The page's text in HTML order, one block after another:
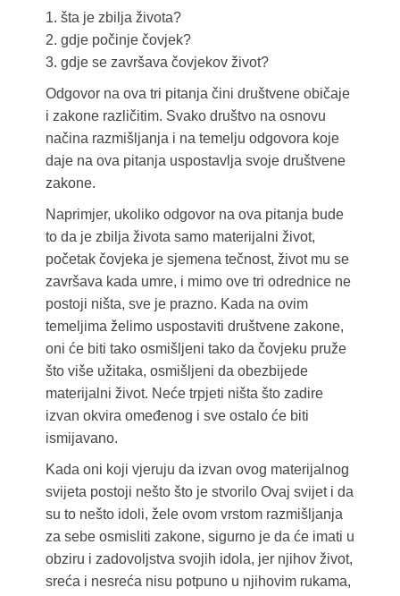
1. šta je zbilja života?
2. gdje počinje čovjek?
3. gdje se završava čovjekov život?
Odgovor na ova tri pitanja čini društvene običaje
i zakone različitim. Svako društvo na osnovu
načina razmišljanja i na temelju odgovora koje
daje na ova pitanja uspostavlja svoje društvene
zakone.
Naprimjer, ukoliko odgovor na ova pitanja bude
to da je zbilja života samo materijalni život,
početak čovjeka je sjemena tečnost, život mu se
završava kada umre, i mimo ove tri odrednice ne
postoji ništa, sve je prazno. Kada na ovim
temeljima želimo uspostaviti društvene zakone,
oni će biti tako osmišljeni tako da čovjeku pruže
što više užitaka, osmišljeni da obezbijede
materijalni život. Neće trpjeti ništa što zadire
izvan okvira omeđenog i sve ostalo će biti
ismijavano.
Kada oni koji vjeruju da izvan ovog materijalnog
svijeta postoji nešto što je stvorilo Ovaj svijet i da
su to nešto idoli, žele ovom vrstom razmišljanja
za sebe osmisliti zakone, sigurno je da će imati u
obziru i zadovoljstva svojih idola, jer njihov život,
sreća i nesreća nisu potpuno u njihovim rukama,